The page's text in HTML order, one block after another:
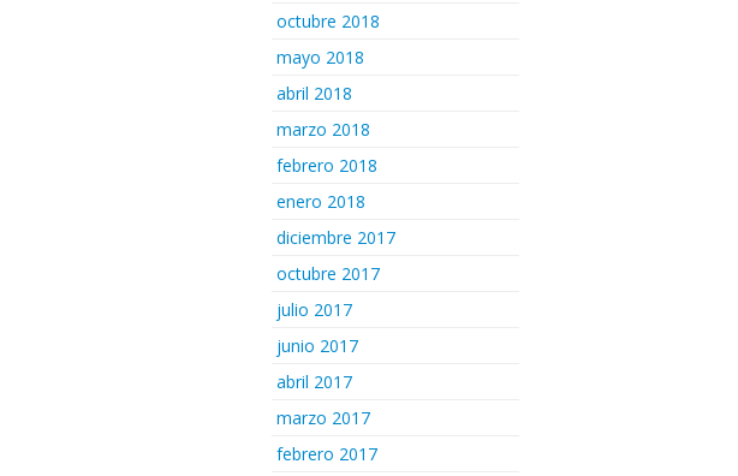
octubre 2018
mayo 2018
abril 2018
marzo 2018
febrero 2018
enero 2018
diciembre 2017
octubre 2017
julio 2017
junio 2017
abril 2017
marzo 2017
febrero 2017